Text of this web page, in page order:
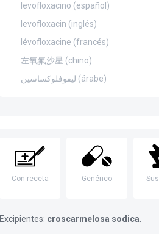
levofloxacino (español)
levofloxacin (inglés)
lévofloxacine (francés)
左氧氟沙星 (chino)
ليفوفلوكساسين (árabe)
Con receta Genérico
Excipientes: croscarmelosa sodica